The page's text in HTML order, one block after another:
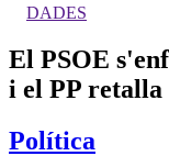
DADES
El PSOE
i el PP retalla
Política